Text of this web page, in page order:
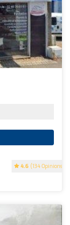
4.6 (134 Opinions)